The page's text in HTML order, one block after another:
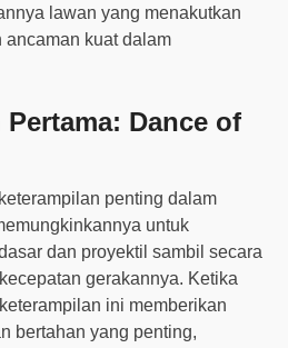
lawan yang menakutkan
ancaman kuat dalam
Dance of
penting dalam
untuk
dan proyektil sambil secara
gerakannya. Ketika
ini memberikan
bertahan yang penting,